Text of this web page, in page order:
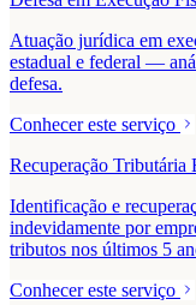
Atuação jurídica em
estadual e federal —
defesa.
Conhecer este serviço
Recuperação Tributária
Identificação e
indevidamente por
tributos nos últimos 5
Conhecer este serviço